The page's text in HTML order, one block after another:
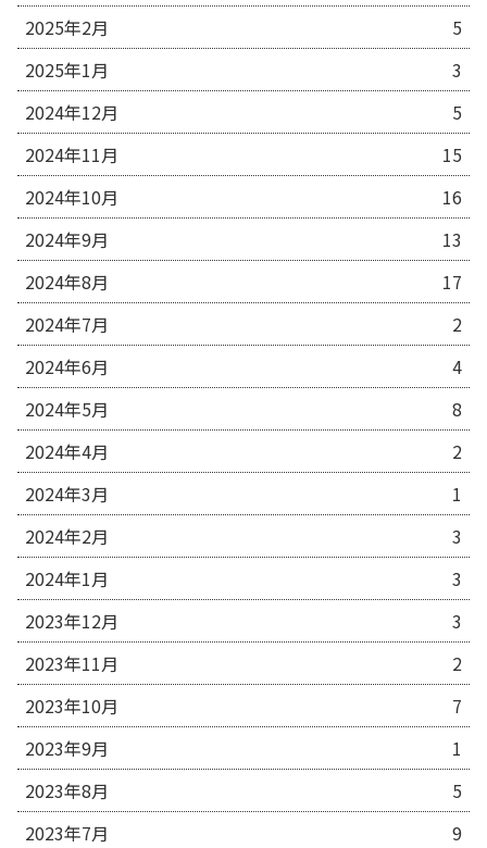
2025年2月
5
2025年1月
3
2024年12月
5
2024年11月
15
2024年10月
16
2024年9月
13
2024年8月
17
2024年7月
2
2024年6月
4
2024年5月
8
2024年4月
2
2024年3月
1
2024年2月
3
2024年1月
3
2023年12月
3
2023年11月
2
2023年10月
7
2023年9月
1
2023年8月
5
2023年7月
9